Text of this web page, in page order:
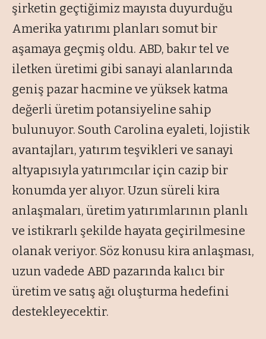
şirketin geçtiğimiz mayısta duyurduğu
Amerika yatırımı planları somut bir
aşamaya geçmiş oldu. ABD, bakır tel ve
iletken üretimi gibi sanayi alanlarında
geniş pazar hacmine ve yüksek katma
değerli üretim potansiyeline sahip
bulunuyor. South Carolina eyaleti, lojistik
avantajları, yatırım teşvikleri ve sanayi
altyapısıyla yatırımcılar için cazip bir
konumda yer alıyor. Uzun süreli kira
anlaşmaları, üretim yatırımlarının planlı
ve istikrarlı şekilde hayata geçirilmesine
olanak veriyor. Söz konusu kira anlaşması,
uzun vadede ABD pazarında kalıcı bir
üretim ve satış ağı oluşturma hedefini
destekleyecektir.